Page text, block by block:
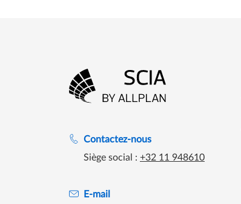
Assistance lors des heures de travail
Contactez-nous
Siège social : +32 11 948610
E-mail